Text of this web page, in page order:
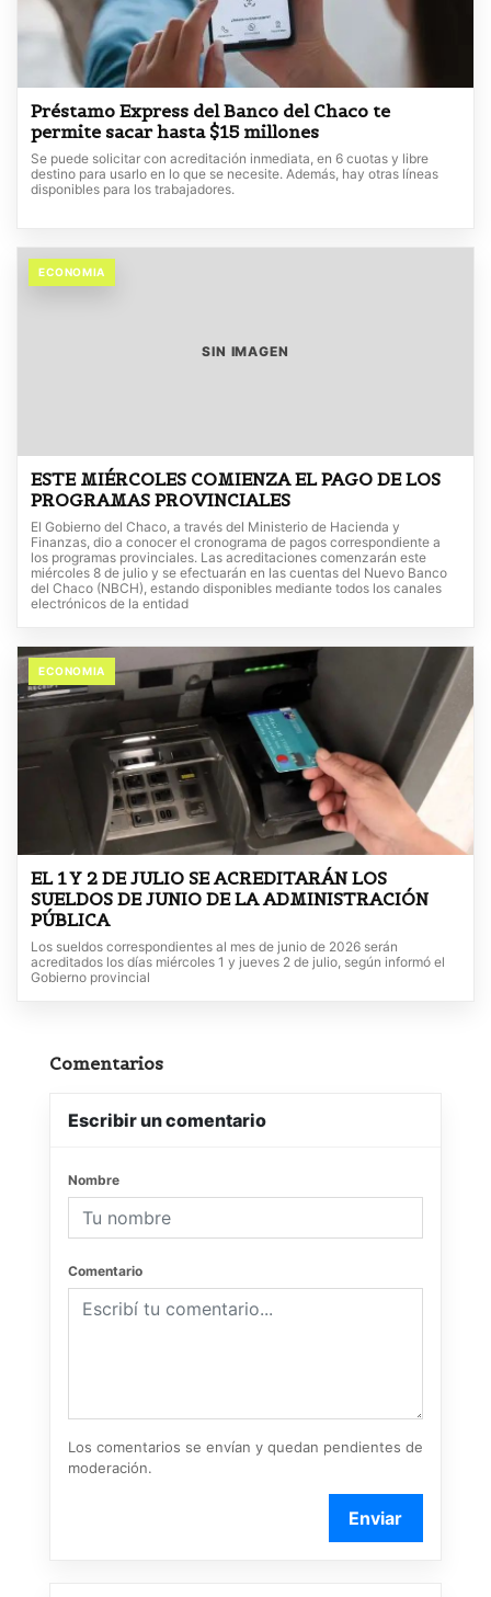
Préstamo Express del Banco del Chaco te
permite sacar hasta $15 millones
Se puede solicitar con acreditación inmediata, en 6 cuotas y libre
destino para usarlo en lo que se necesite. Además, hay otras líneas
disponibles para los trabajadores.
ECONOMIA
SIN IMAGEN
ESTE MIÉRCOLES COMIENZA EL PAGO DE LOS
PROGRAMAS PROVINCIALES
El Gobierno del Chaco, a través del Ministerio de Hacienda y
Finanzas, dio a conocer el cronograma de pagos correspondiente a
los programas provinciales. Las acreditaciones comenzarán este
miércoles 8 de julio y se efectuarán en las cuentas del Nuevo Banco
del Chaco (NBCH), estando disponibles mediante todos los canales
electrónicos de la entidad
ECONOMIA
EL 1 Y 2 DE JULIO SE ACREDITARÁN LOS
SUELDOS DE JUNIO DE LA ADMINISTRACIÓN
PÚBLICA
Los sueldos correspondientes al mes de junio de 2026 serán
acreditados los días miércoles 1 y jueves 2 de julio, según informó el
Gobierno provincial
Comentarios
Escribir un comentario
Nombre
Comentario
Los comentarios se envían y quedan pendientes de
moderación.
Enviar